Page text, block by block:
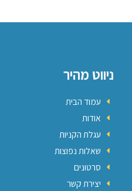
ניווט מהיר
עמוד הבית
אודות
עגלת הקניות
שאלות נפוצות
סרטונים
יצירת קשר